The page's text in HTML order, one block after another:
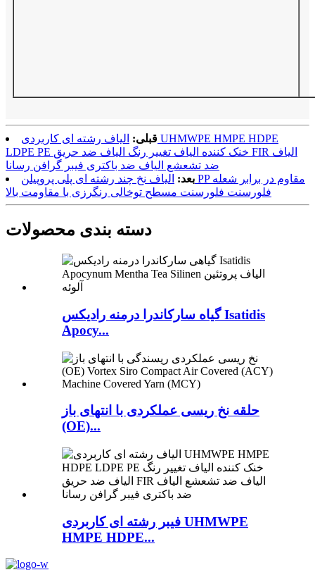
قبلی: الیاف رشته ای کاربردی UHMWPE HMPE HDPE
LDPE PE خنک کننده الیاف تغییر رنگ الیاف ضد حریق FIR الیاف
ضد تشعشع الیاف ضد باکتری فیبر گرافن رسانا
بعد: الیاف نخ چند رشته ای پلی پروپیلن PP مقاوم در برابر شعله
فلورسنت فلورسنت مسطح توخالی رنگرزی با مقاومت بالا
دسته بندی محصولات
گیاه سارکاندرا درمنه رادیکس Isatidis
Apocy...
حلقه نخ ریسی عملکردی با انتهای باز
(OE)...
فیبر رشته ای کاربردی UHMWPE
HMPE HDPE...